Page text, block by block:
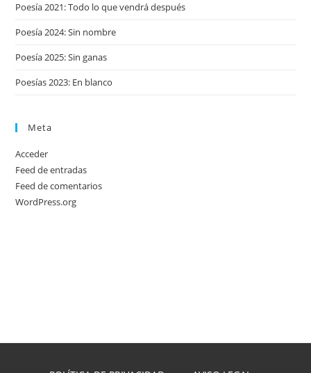
Poesía 2021: Todo lo que vendrá después
Poesía 2024: Sin nombre
Poesía 2025: Sin ganas
Poesías 2023: En blanco
Meta
Acceder
Feed de entradas
Feed de comentarios
WordPress.org